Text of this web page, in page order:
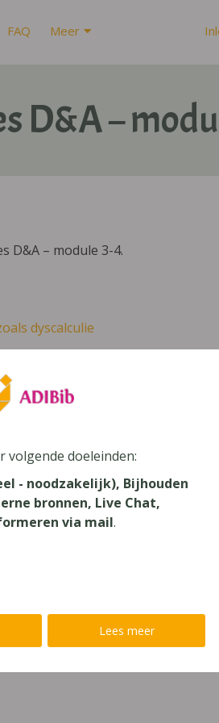
FAQ Meer
D&A –
D&A – module 3-4.
dyscalculie
over thema's als redelijke
– module 3-4
volgende doeleinden:
- noodzakelijk), Bijhouden
bronnen, Live Chat,
via mail.
Lees meer